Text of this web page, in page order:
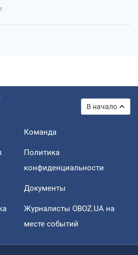
В начало
Команда
Политика
конфиденциальности
Документы
Журналисты OBOZ.UA на
месте событий